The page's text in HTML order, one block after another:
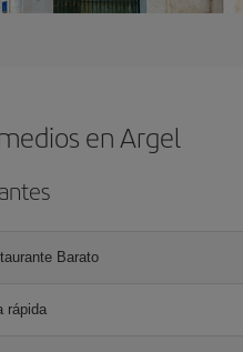
en Argel
Barato
rápida